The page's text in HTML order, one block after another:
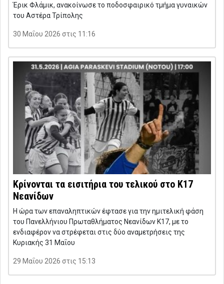
Έρικ Φλάμικ, ανακοίνωσε το ποδοσφαιρικό τμήμα γυναικών
του Αστέρα Τρίπολης
30 Μαΐου 2026 στις 11:16
Κρίνονται τα εισιτήρια του τελικού στο Κ17
Νεανίδων
Η ώρα των επαναληπτικών έφτασε για την ημιτελική φάση
του Πανελλήνιου Πρωταθλήματος Νεανίδων Κ17, με το
ενδιαφέρον να στρέφεται στις δύο αναμετρήσεις της
Κυριακής 31 Μαΐου
29 Μαΐου 2026 στις 15:13